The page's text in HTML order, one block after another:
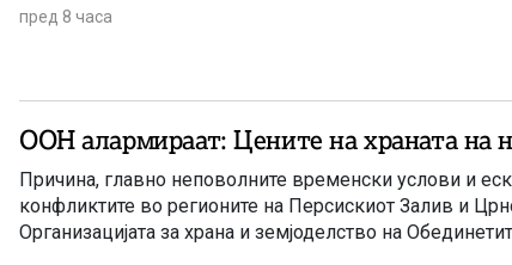
пред 8 часа
ООН алармираат: Цените на храната на
Причина, главно неповолните временски услови и
конфликтите во регионите на Персискиот Залив и
Организацијата за храна и земјоделство на